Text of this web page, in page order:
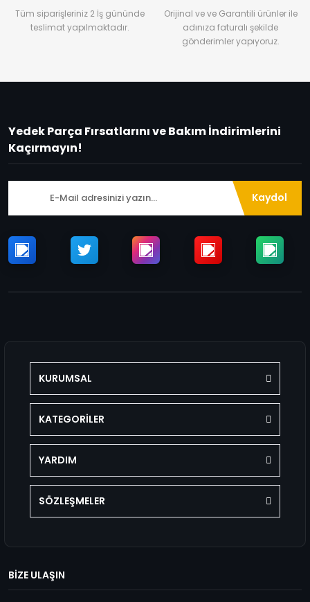
Tüm siparişleriniz 2 İş gününde
teslimat yapılmaktadır.
Orijinal ve ve Garantili ürünler ile
adınıza faturalı şekilde
gönderimler yapıyoruz.
Yedek Parça Fırsatlarını ve Bakım İndirimlerini
Kaçırmayın!
Kaydol
KURUMSAL
KATEGORİLER
YARDIM
SÖZLEŞMELER
BİZE ULAŞIN